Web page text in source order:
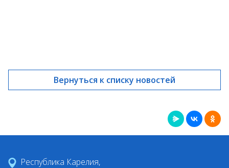
Вернуться к списку новостей
Республика Карелия,